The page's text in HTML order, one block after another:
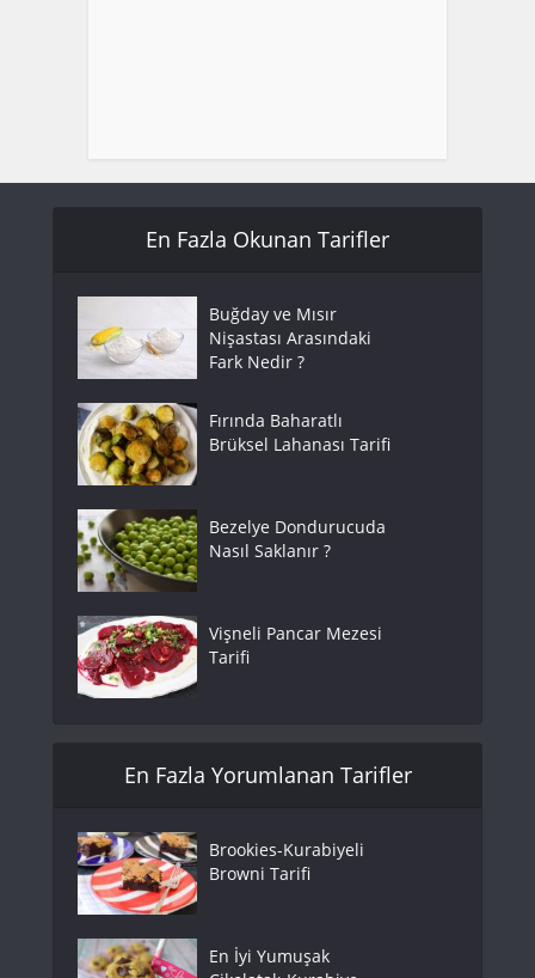
En Fazla Okunan Tarifler
Buğday ve Mısır
Nişastası Arasındaki
Fark Nedir ?
Fırında Baharatlı
Brüksel Lahanası Tarifi
Bezelye Dondurucuda
Nasıl Saklanır ?
Vişneli Pancar Mezesi
Tarifi
En Fazla Yorumlanan Tarifler
Brookies-Kurabiyeli
Browni Tarifi
En İyi Yumuşak